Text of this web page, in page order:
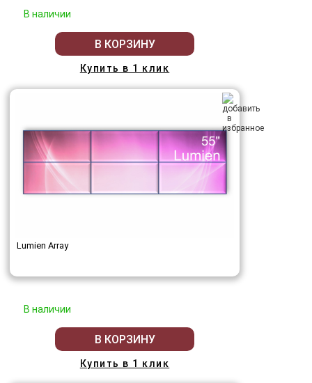
В наличии
В КОРЗИНУ
Купить в 1 клик
Lumien Array
В наличии
В КОРЗИНУ
Купить в 1 клик